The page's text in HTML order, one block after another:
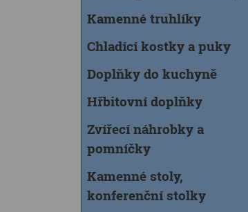
Kamenné truhlíky
Chladící kostky a puky
Doplňky do kuchyně
Hřbitovní doplňky
Zvířecí náhrobky a
pomníčky
Kamenné stoly,
konferenční stolky